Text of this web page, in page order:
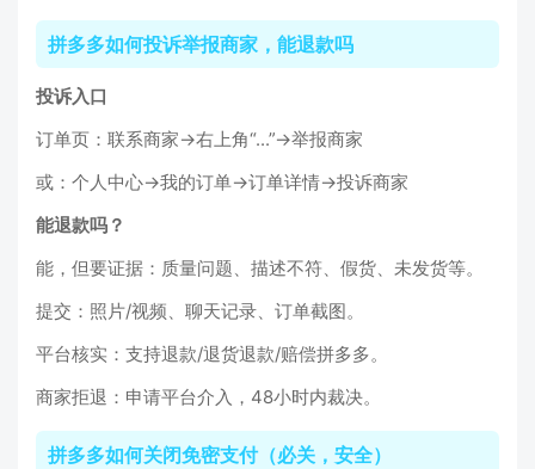
拼多多如何投诉举报商家，能退款吗
投诉入口
订单页：联系商家→右上角“...”→举报商家
或：个人中心→我的订单→订单详情→投诉商家
能退款吗？
能，但要证据：质量问题、描述不符、假货、未发货等。
提交：照片/视频、聊天记录、订单截图。
平台核实：支持退款/退货退款/赔偿拼多多。
商家拒退：申请平台介入，48小时内裁决。
拼多多如何关闭免密支付（必关，安全）